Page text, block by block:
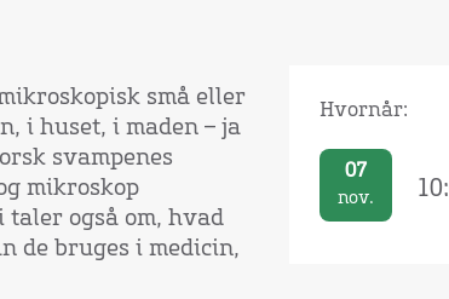
små eller
i huset, i maden – ja
svampenes
mikroskop
taler også om, hvad
de bruges i medicin,
Hvornår:
07
nov.